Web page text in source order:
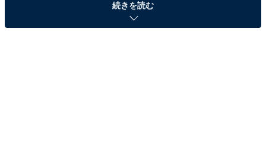
この記事の執筆者： All About ニュース お買
続きを読む